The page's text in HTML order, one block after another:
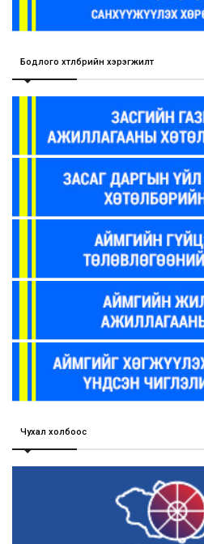
Бодлого хөтөлбөрийн хэрэгжилт
Чухал холбоос